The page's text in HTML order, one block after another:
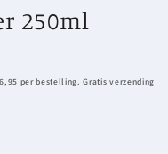
250ml
per bestelling. Gratis verzending